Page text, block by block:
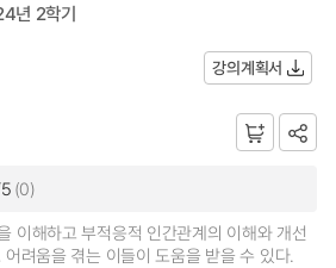
년 2학기
강의계획서
(0)
이해하고 부적응적 인간관계의 이해와 개선
려움을 겪는 이들이 도움을 받을 수 있다.